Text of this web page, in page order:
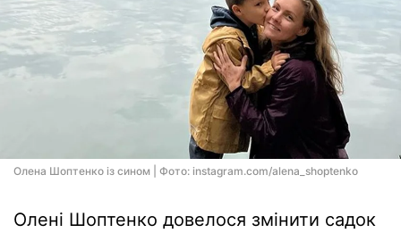
Олена Шоптенко із сином | Фото: instagram.com/alena_shoptenko
Олені Шоптенко довелося змінити садок